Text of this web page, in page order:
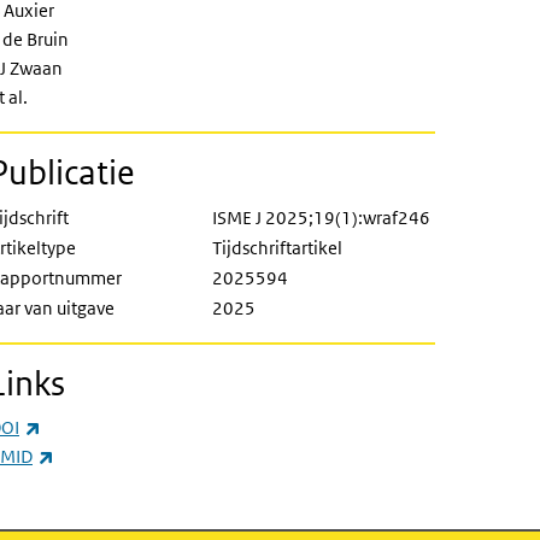
Auxier
de Bruin
Zwaan
al.
ISME J 2025;19(1):wraf246
Tijdschriftartikel
2025594
van uitgave
2025